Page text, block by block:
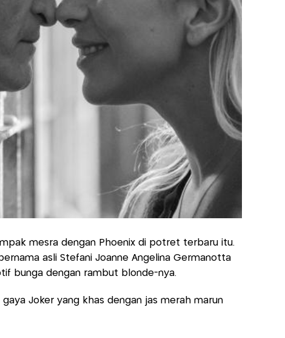
mesra dengan Phoenix di potret terbaru itu.
asli Stefani Joanne Angelina Germanotta
bunga dengan rambut blonde-nya.
Joker yang khas dengan jas merah marun